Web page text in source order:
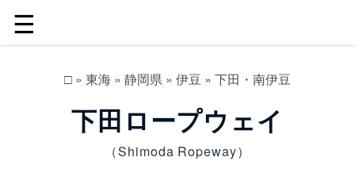
☰
□ » 東海 » 静岡県 » 伊豆 » 下田・南伊豆
下田ロープウェイ
（Shimoda Ropeway）